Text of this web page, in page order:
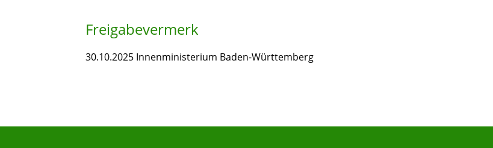
Freigabevermerk
30.10.2025 Innenministerium Baden-Württemberg